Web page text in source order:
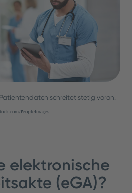
schreitet stetig voran.
PeopleImages
elektronische
(eGA)?